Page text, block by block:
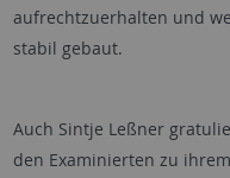
aufrechtzuerhalten und
stabil gebaut.
Auch Sintje Leßner
den Examinierten zu ihrem